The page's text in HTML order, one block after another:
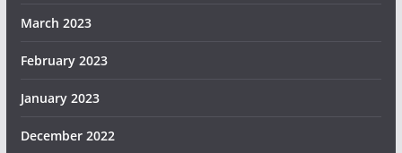
March 2023
February 2023
January 2023
December 2022